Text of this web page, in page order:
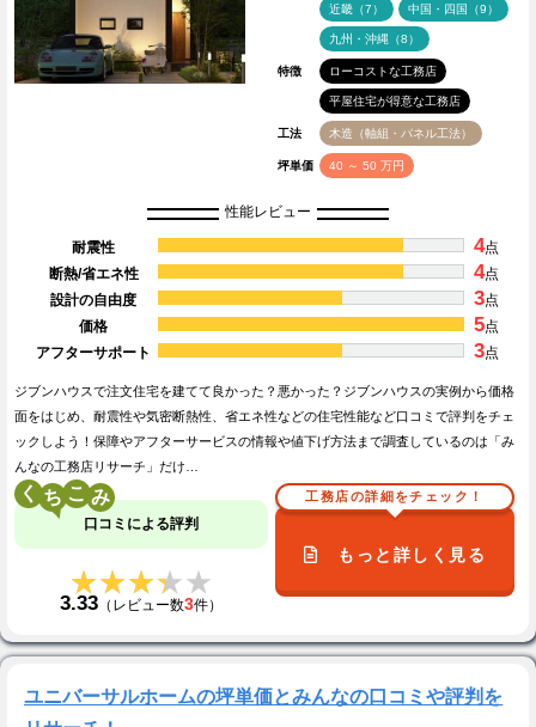
近畿（7） 中国・四国（9）
九州・沖縄（8）
特徴 ローコストな工務店
平屋住宅が得意な工務店
工法 木造（軸組・パネル工法）
坪単価 40 ～ 50 万円
性能レビュー
耐震性 4点
断熱/省エネ性
4点
設計の自由度
3点
価格
5点
アフターサポート
3点
ジブンハウスで注文住宅を建てて良かった？悪かった？ジブンハウスの実例から価格
面をはじめ、耐震性や気密断熱性、省エネ性などの住宅性能など口コミで評判をチェ
ックしよう！保障やアフターサービスの情報や値下げ方法まで調査しているのは「み
んなの工務店リサーチ」だけ…
く こ
口コミによる評判
★★★★★
★★★★★
3.33 （レビュー数3件）
工務店の詳細をチェック！
もっと詳しく見る
ユニバーサルホームの坪単価とみんなの口コミや評判を